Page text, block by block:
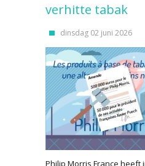
verhitte tabak
dinsdag 02 juni 2026
Philip Morris France heeft